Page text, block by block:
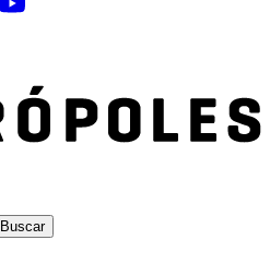
Buscar